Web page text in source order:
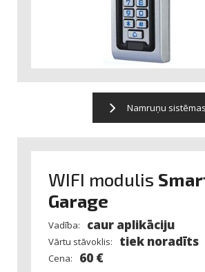
Namruņu sistēmas
WIFI modulis
Garage
Vadība: caur aplikāciju
Vārtu stāvoklis: tiek noradīts
Cena: 60 €